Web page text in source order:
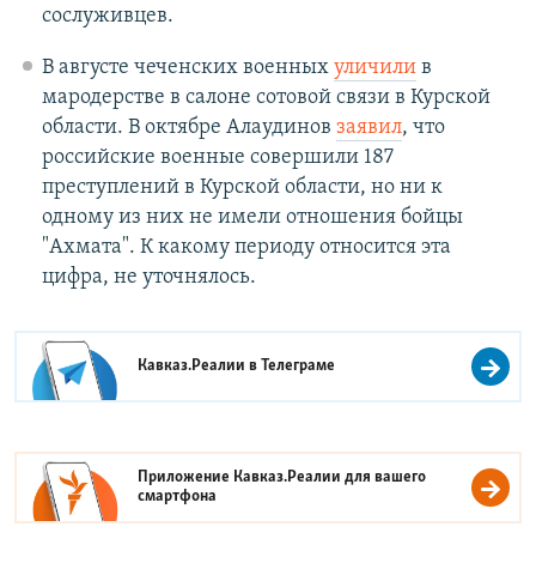
сослуживцев.
В августе чеченских военных уличилив
мародерстве в салоне сотовой связи в Курской
области. В октябре Алаудинов заявил, что
российские военные совершили 187
преступлений в Курской области, но ни к
одному из них не имели отношения бойцы
"Ахмата". К какому периоду относится эта
цифра, не уточнялось.
Кавказ.Реалии вТелеграме
Приложение Кавказ.Реалии для вашего
смартфона